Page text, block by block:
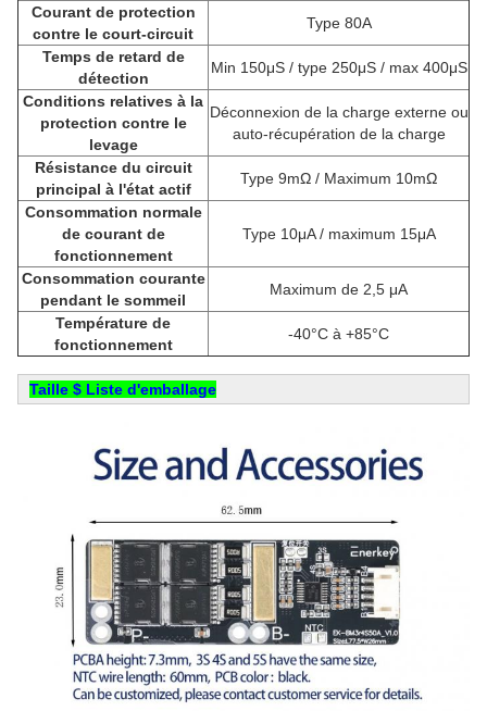
Courant de protection
contre le court-circuit
Type 80A
Temps de retard de
détection
Min 150μS / type 250μS / max 400μS
Conditions relatives à la
protection contre le
levage
Déconnexion de la charge externe ou
auto-récupération de la charge
Résistance du circuit
principal à l'état actif
Type 9mΩ / Maximum 10mΩ
Consommation normale
de courant de
fonctionnement
Type 10μA / maximum 15μA
Consommation courante
pendant le sommeil
Maximum de 2,5 μA
Température de
fonctionnement
-40°C à +85°C
Taille $ Liste d'emballage